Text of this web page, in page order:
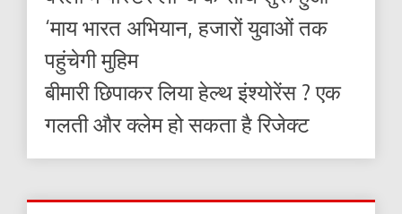
‘माय भारत अभियान, हजारों युवाओं तक
पहुंचेगी मुहिम
बीमारी छिपाकर लिया हेल्थ इंश्योरेंस ? एक
गलती और क्लेम हो सकता है रिजेक्ट